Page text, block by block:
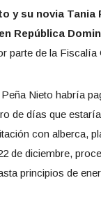
y su novia Tania
República
de la Fiscalía
Peña Nieto habría
de días que
con alberca,
de diciembre,
principios de